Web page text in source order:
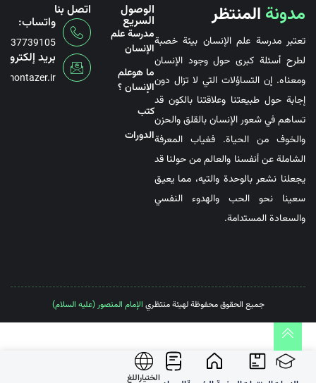
مدونة المنتظر
تعتبر مدرسة علم الإنسان بيئة خصبة
لطرح أسئلة كبرى حول وجود الإنسان
ومعناه. إن التساؤلات التي لا تزال دون
إجابة حول طبيعتنا وعلاقتنا بالكون قد
تساهم في شعور الإنسان بالقلق والحزن
والخوف من الحياة. فغياب المعرفة
الشاملة عن أنفسنا والعالم من حولنا قد
يجعلنا نشعر بالوحدة والتيه، مما يعيق
سعينا نحو الحب والهدوء النفسي
والسعادة المستدامة.
الوصول
السريع
مدرسة علم
الإنسان
ما هوعلم
الإنسان ؟
کتب
الدورات
اتصل بنا
واتساب:
بريد
جميع الحقوق محفوظة لهيئة منتظري الإمام المنصور (عليه السلام)
الختیاراللغ